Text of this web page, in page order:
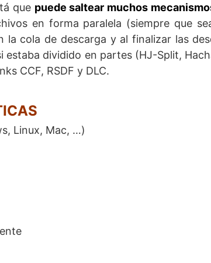
que puede saltear muchos
en forma paralela (siempre que
la cola de descarga y al finalizar las
dividido en partes (HJ-Split,
CCF, RSDF y DLC.
Linux, Mac, …)